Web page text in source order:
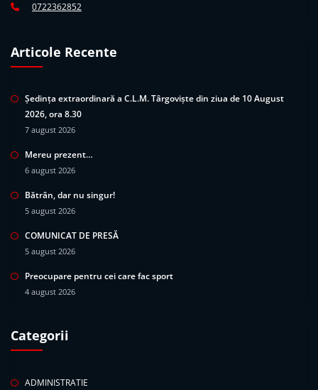
0722362852
Articole Recente
Ședința extraordinară a C.L.M. Târgoviște din ziua de 10 August
2026, ora 8.30
7 august 2026
Mereu prezent…
6 august 2026
Bătrân, dar nu singur!
5 august 2026
COMUNICAT DE PRESĂ
5 august 2026
Preocupare pentru cei care fac sport
4 august 2026
Categorii
ADMINISTRATIE